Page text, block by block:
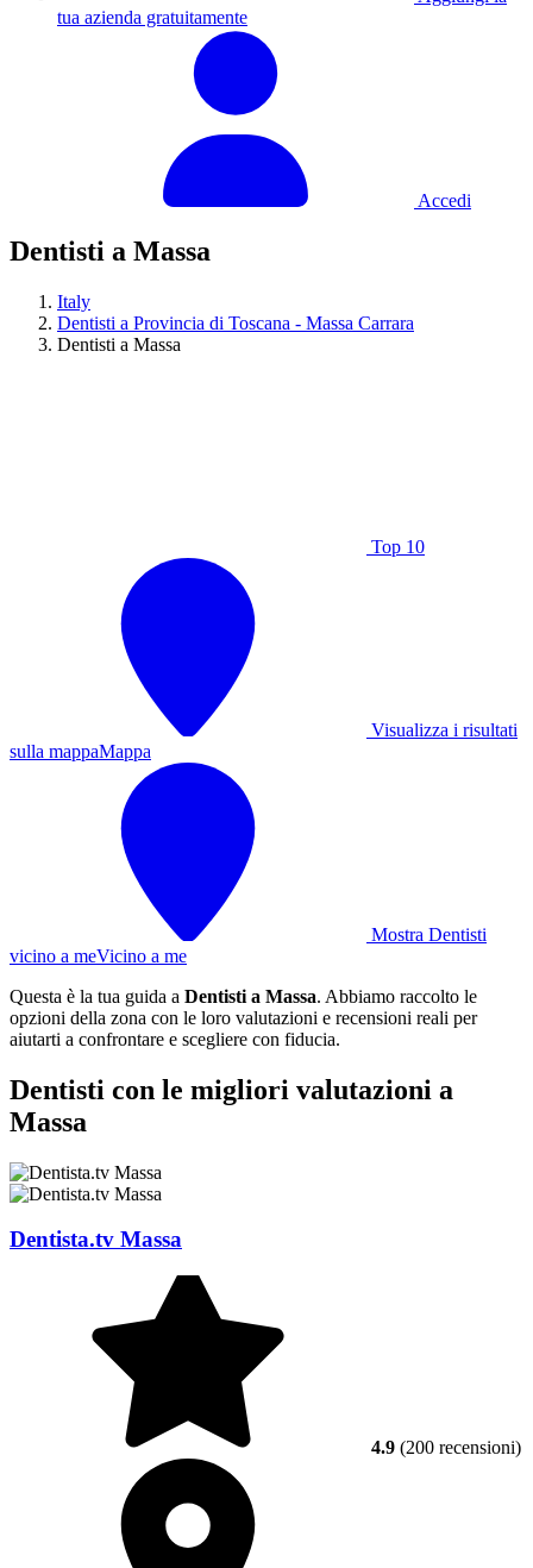
tua azienda gratuitamente
Accedi
Dentisti a Massa
Italy
Dentisti a Provincia di Toscana - Massa Carrara
Dentisti a Massa
Top 10
Visualizza i risultati
sulla mappaMappa
Mostra Dentisti
vicino a meVicino a me
Questa è la tua guida a Dentisti a Massa. Abbiamo raccolto le
opzioni della zona con le loro valutazioni e recensioni reali per
aiutarti a confrontare e scegliere con fiducia.
Dentisti con le migliori valutazioni a
Massa
Dentista.tv Massa
4.9 (200 recensioni)